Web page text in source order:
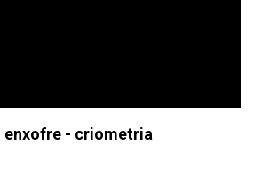
enxofre - criometria